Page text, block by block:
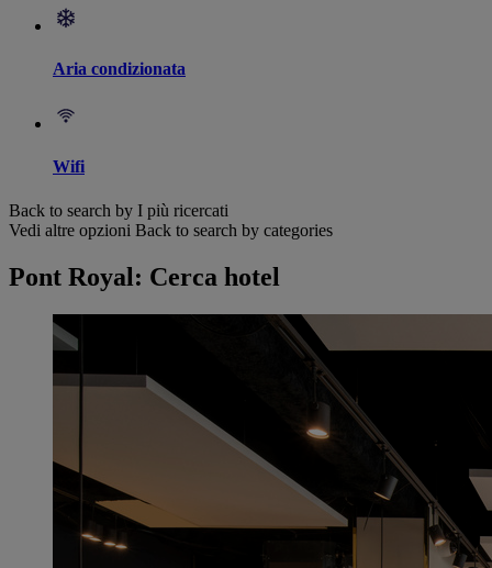
Aria condizionata
Wifi
Back to search by I più ricercati
Vedi altre opzioni Back to search by categories
Pont Royal: Cerca hotel